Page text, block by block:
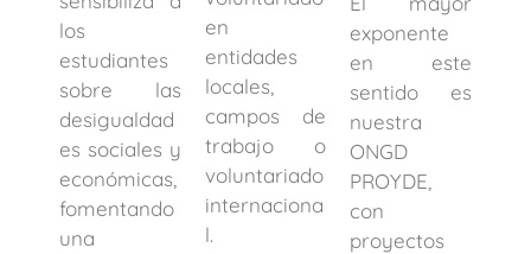
los
estudiantes
sobre las
desigualdad
es sociales y
económicas,
fomentando
una
en
entidades
locales,
campos de
trabajo o
voluntariado
internaciona
l.
exponente
en este
sentido es
nuestra
ONGD
PROYDE,
con
proyectos